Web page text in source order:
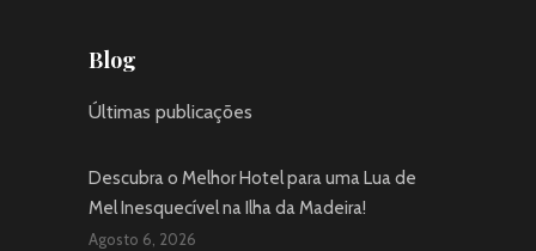
Blog
Últimas publicações
Descubra o Melhor Hotel para uma Lua de
Mel Inesquecível na Ilha da Madeira!
Agosto 6, 2026